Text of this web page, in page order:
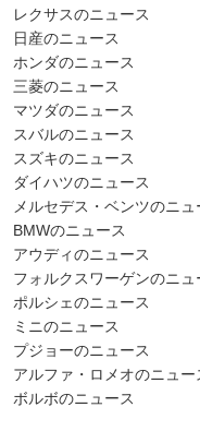
レクサスのニュース
日産のニュース
ホンダのニュース
三菱のニュース
マツダのニュース
スバルのニュース
スズキのニュース
ダイハツのニュース
メルセデス・ベンツのニュ
BMWのニュース
アウディのニュース
フォルクスワーゲンのニュ
ポルシェのニュース
ミニのニュース
プジョーのニュース
アルファ・ロメオのニュー
ボルボのニュース